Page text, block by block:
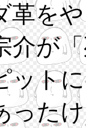
革を
介が
ット
った